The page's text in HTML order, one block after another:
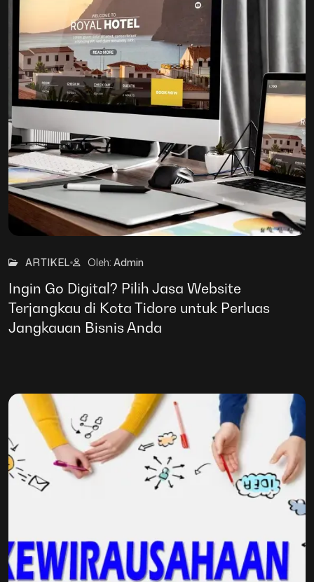
ARTIKEL Oleh: Admin
Ingin Go Digital? Pilih Jasa Website
Terjangkau di Kota Tidore untuk Perluas
Jangkauan Bisnis Anda